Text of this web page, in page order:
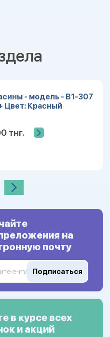
- модель - B1-307
Цвет: Красный
тнг.
на
почту
Подписаться
в курсе всех
и акций